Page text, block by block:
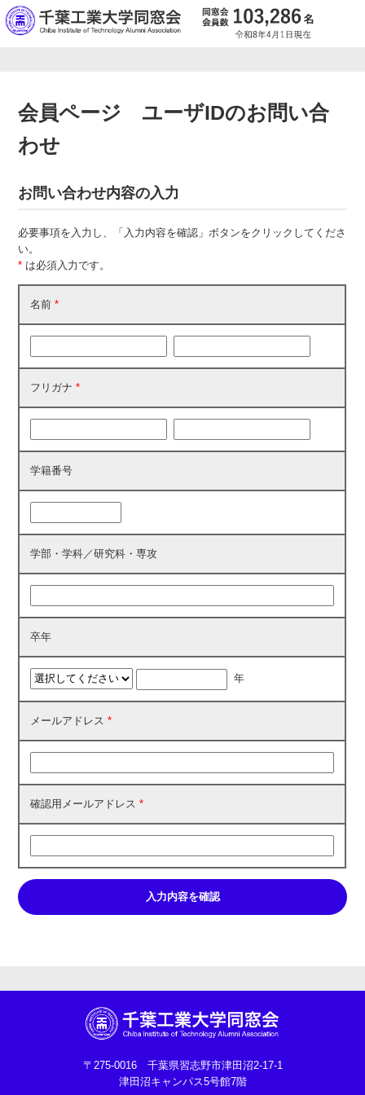
会員ページ ユーザIDのお問い合
わせ
お問い合わせ内容の入力
必要事項を入力し、「入力内容を確認」ボタンをクリックしてくださ
い。
* は必須入力です。
名前*
フリガナ*
学籍番号
学部・学科／研究科・専攻
卒年
年
メールアドレス*
確認用メールアドレス*
〒275-0016 千葉県習志野市津田沼2-17-1
津田沼キャンパス5号館7階